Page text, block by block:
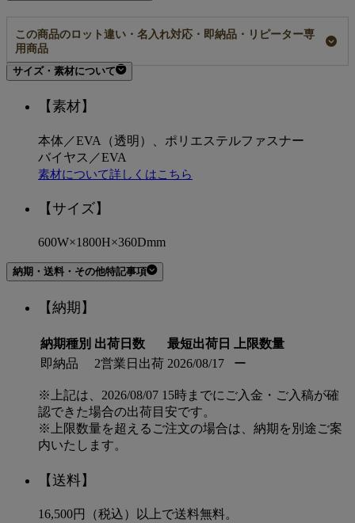
この商品のロット違い・名入れ対応・即納品・リピーター専
用商品
前へ
ドレスの美しさを守る、透明窓付きキ
即納品
お気に入りに登録する
サイズ・素材について
【素材】
本体／EVA（透明）、ポリエステルファスナー
バイヤス／EVA
素材について詳しくはこちら
【サイズ】
600W×1800H×360Dmm
納期・送料・その他特記事項
【納期】
納期種別 出荷日数 最短出荷日
上限数量
即納品
2営業日出荷 2026/08/17 ー
※上記は、2026/08/07 15時までにご入金・ご入稿が確
認できた場合の出荷目安です。
※上限数量を超えるご注文の場合は、納期を別途ご案
内いたします。
【送料】
16,500円（税込）以上で送料無料。